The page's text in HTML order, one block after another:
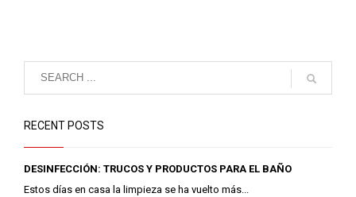
RECENT POSTS
DESINFECCIÓN: TRUCOS Y PRODUCTOS PARA EL BAÑO
Estos días en casa la limpieza se ha vuelto más...